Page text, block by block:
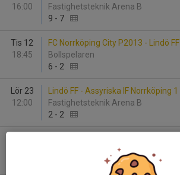
16:00
Fastighetsteknik Arena B
9 - 7
Tis 12
18:45
FC Norrköping City P2013 - Lindö FF
Bollspelaren
6 - 2
Lör 23
12:00
Lindö FF - Assyriska IF Norrköping 1
Fastighetsteknik Arena B
2 - 2